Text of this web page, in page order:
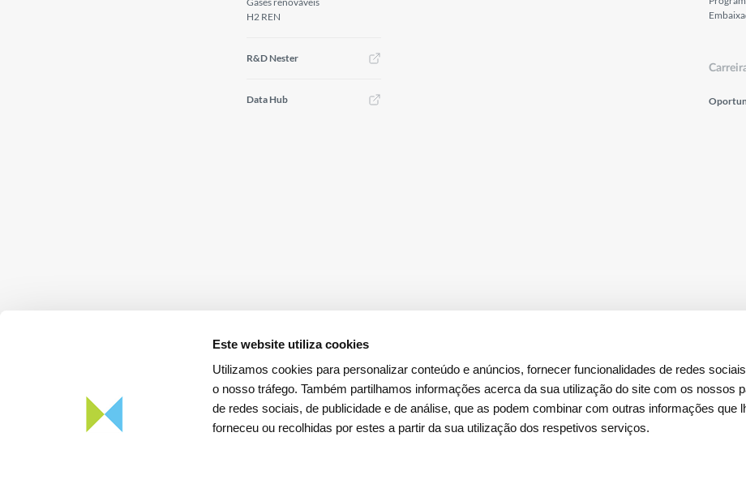
Este website utiliza cookies
Utilizamos cookies para personalizar conteúdo e anúncios, fornecer funcionalidades de redes
o nosso tráfego. Também partilhamos informações acerca da sua utilização do site com os nossos
de redes sociais, de publicidade e de análise, que as podem combinar com outras informações que
forneceu ou recolhidas por estes a partir da sua utilização dos respetivos serviços.
H2 REN
R&D Nester
Data Hub
Descarregar a App REN Energia Descarregar a App Investidores